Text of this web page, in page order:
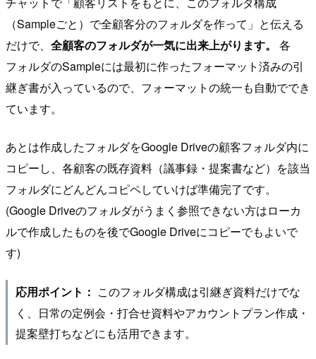
（Sampleごと）で全顧客分のフォルダを作って」と伝える
だけで、 全顧客のフォルダが一気に出来上がります。
各
フォルダのSampleには最初に作ったフォーマット済みの引
継ぎ書が入っているので、フォーマットの統一も自動ででき
ています。
あとは作成したフォルダをGoogle Driveの顧客フォルダ内に
コピーし、各顧客の既存資料（議事録・提案書など）を該当
フォルダにどんどんコピペしていけば準備完了です。
(Google Driveのフォルダがうまく参照できない方はローカ
ルで作成したものを後でGoogle Driveにコピーでもよいで
す)
応用ポイント： このフォルダ構成は引継ぎ資料だけでな
く、日常の定例会・打合せ資料やアカウントプラン作成・
提案壁打ちなどにも活用できます。